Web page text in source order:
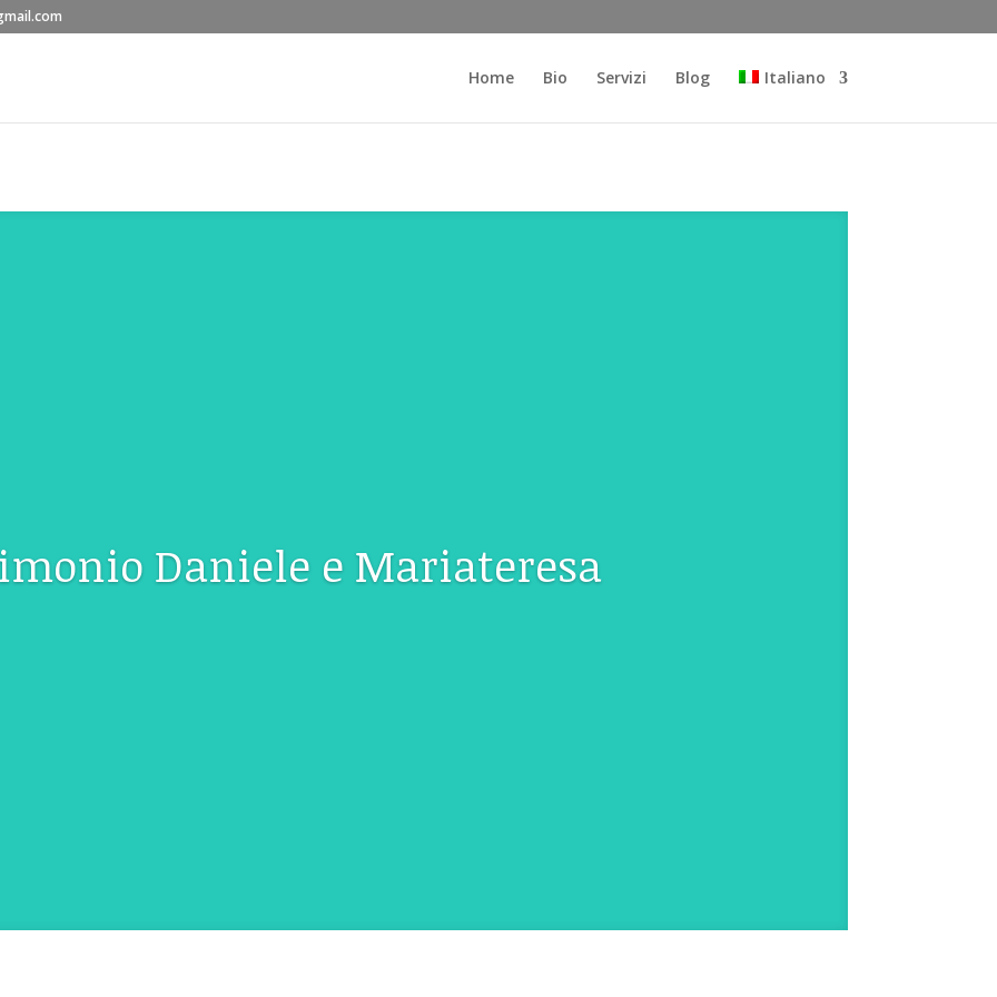
Home Bio Servizi Blog Italiano
Daniele e Mariateresa